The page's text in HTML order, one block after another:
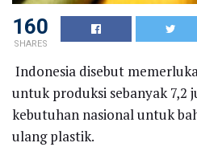
160
SHARES
Indonesia disebut
untuk produksi sebanyak 7,2
kebutuhan nasional untuk
ulang plastik.